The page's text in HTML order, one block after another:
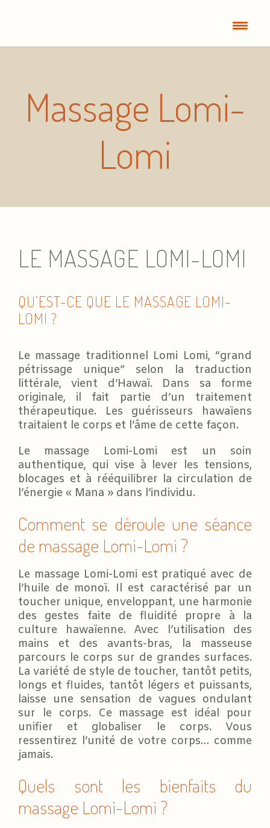
Massage Lomi-
Lomi
LE MASSAGE LOMI-LOMI
QU’EST-CE QUE LE MASSAGE LOMI-
LOMI ?
Le massage traditionnel Lomi Lomi, “grand
pétrissage unique” selon la traduction
littérale, vient d’Hawaï. Dans sa forme
originale, il fait partie d’un traitement
thérapeutique. Les guérisseurs hawaïens
traitaient le corps et l’âme de cette façon.
Le massage Lomi-Lomi est un soin
authentique, qui vise à lever les tensions,
blocages et à rééquilibrer la circulation de
l’énergie « Mana » dans l’individu.
Comment se déroule une séance
de massage Lomi-Lomi ?
Le massage Lomi-Lomi est pratiqué avec de
l’huile de monoï. Il est caractérisé par un
toucher unique, enveloppant, une harmonie
des gestes faite de fluidité propre à la
culture hawaïenne. Avec l’utilisation des
mains et des avants-bras, la masseuse
parcours le corps sur de grandes surfaces.
La variété de style de toucher, tantôt petits,
longs et fluides, tantôt légers et puissants,
laisse une sensation de vagues ondulant
sur le corps. Ce massage est idéal pour
unifier et globaliser le corps. Vous
ressentirez l’unité de votre corps… comme
jamais.
Quels sont les bienfaits du
massage Lomi-Lomi ?